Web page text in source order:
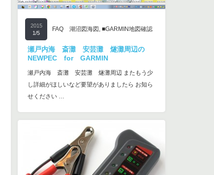
2015
1/5
FAQ 湖沼図海図 , ■GARMIN地図確認
瀬戸内海 斎灘 安芸灘 燧灘周辺の
NEWPEC for GARMIN
瀬戸内海 斎灘 安芸灘 燧灘周辺 またもう少
し詳細がほしいなど要望がありましたら お知ら
せください …